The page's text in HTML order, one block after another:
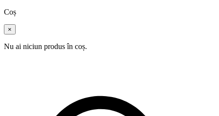
Coș
×
Nu ai niciun produs în coș.